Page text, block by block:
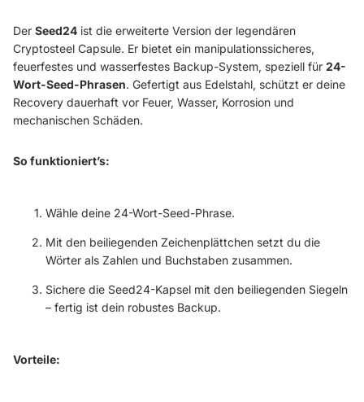
Der Seed24 ist die erweiterte Version der legendären
Cryptosteel Capsule. Er bietet ein manipulationssicheres,
feuerfestes und wasserfestes Backup-System, speziell für 24-
Wort-Seed-Phrasen. Gefertigt aus Edelstahl, schützt er deine
Recovery dauerhaft vor Feuer, Wasser, Korrosion und
mechanischen Schäden.
So funktioniert’s:
Wähle deine 24-Wort-Seed-Phrase.
Mit den beiliegenden Zeichenplättchen setzt du die
Wörter als Zahlen und Buchstaben zusammen.
Sichere die Seed24-Kapsel mit den beiliegenden Siegeln
– fertig ist dein robustes Backup.
Vorteile: